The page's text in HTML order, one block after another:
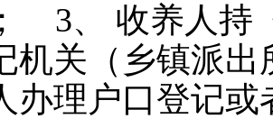
3、 收养人持
机关（乡镇派
办理户口登记或